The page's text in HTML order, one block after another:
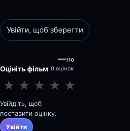
Увійти, щоб зберегти
Оцініть фільм
—/10
0 оцінок
★ ★ ★ ★ ★
Увійдіть, щоб
поставити оцінку.
Увійти